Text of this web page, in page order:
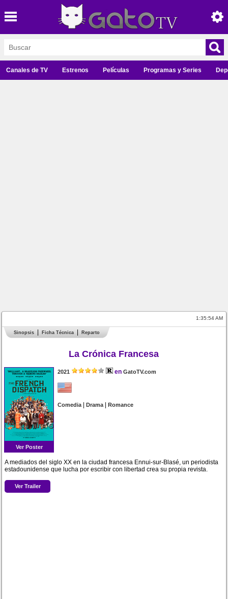
Canales de TV Estrenos Películas Programas y Series
1:35:54 AM
Sinopsis Ficha Técnica Reparto
La Crónica Francesa
Ver Poster
2021 en GatoTV.com
Comedia|Drama|Romance
A mediados del siglo XX en la ciudad francesa Ennui-sur-Blasé, un periodista
estadounidense que lucha por escribir con libertad crea su propia revista.
Ver Trailer